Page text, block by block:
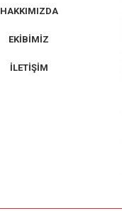
HAKKIMIZDA
EKIBIMIZ
İLETIŞIM